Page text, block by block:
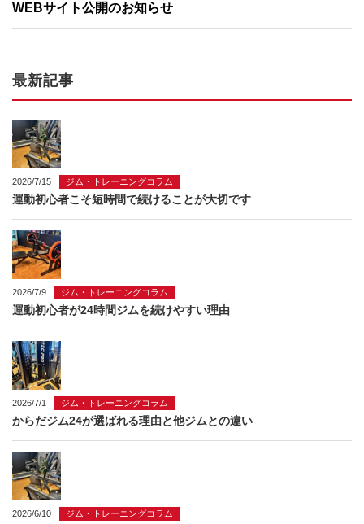
WEBサイト公開のお知らせ
最新記事
2026/7/15 ジム・トレーニングコラム
運動初心者こそ短時間で続けることが大切です
2026/7/9 ジム・トレーニングコラム
運動初心者が24時間ジムを続けやすい理由
2026/7/1 ジム・トレーニングコラム
からだジム24が選ばれる理由と他ジムとの違い
2026/6/10 ジム・トレーニングコラム